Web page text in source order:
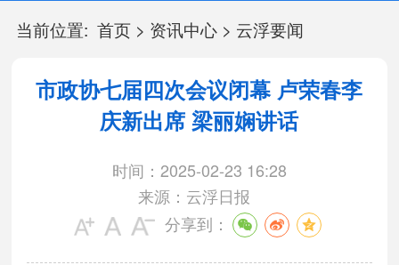
当前位置: 首页> 资讯中心> 云浮要闻
市政协七届四次会议闭幕 卢荣春李
庆新出席 梁丽娴讲话
时间：2025-02-23 16:28
来源：云浮日报
分享到：